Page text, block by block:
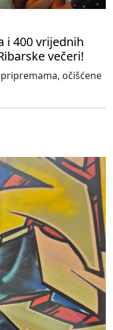
i 400 vrijednih
večeri!
očišćene